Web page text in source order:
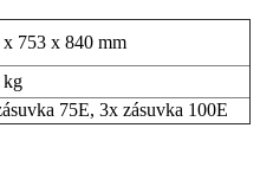
x 753 x 840 mm
kg
75E, 3x zásuvka 100E